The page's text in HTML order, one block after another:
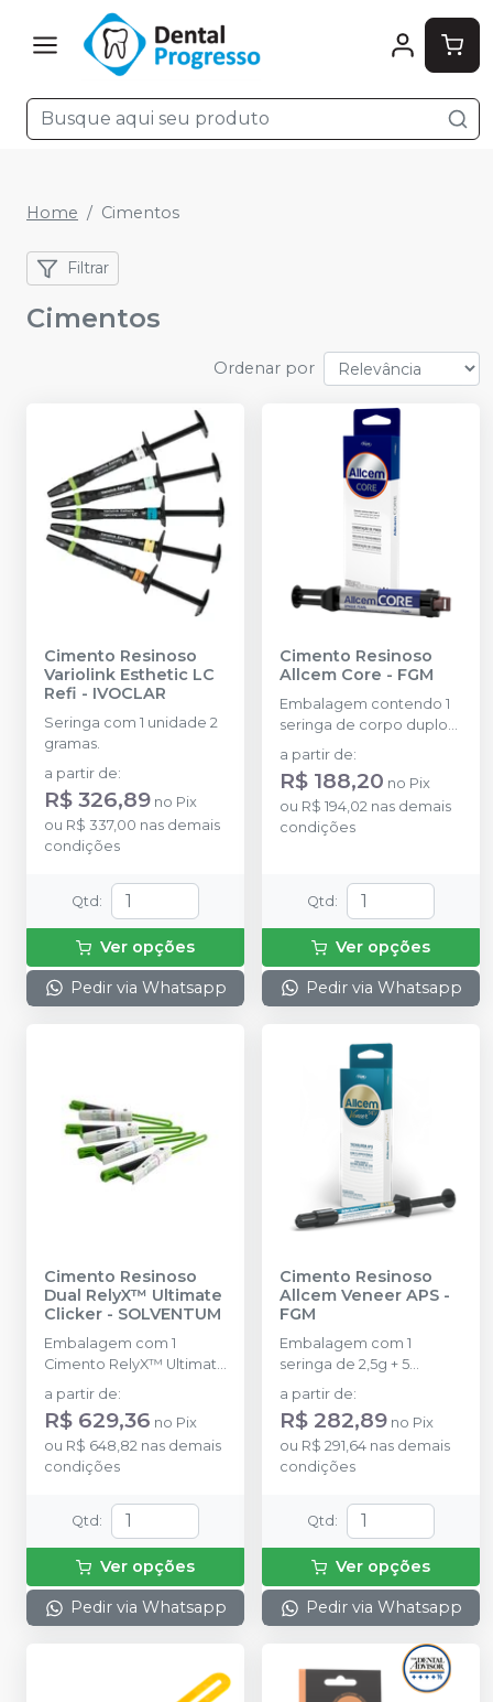
Home Cimentos
Filtrar
Cimentos
Ordenar por
Cimento Resinoso
Variolink Esthetic LC
Refi - IVOCLAR
Seringa com 1 unidade 2
gramas.
a partir de:
R$ 326,89 no Pix
ou R$ 337,00 nas demais
condições
Qtd :
Ver opções
Pedir via Whatsapp
Cimento Resinoso
Allcem Core - FGM
Embalagem contendo 1
seringa de corpo duplo
com 6g e 8 ponteiras
a partir de:
R$ 188,20 no Pix
ou R$ 194,02 nas demais
condições
Qtd :
Ver opções
Pedir via Whatsapp
Cimento Resinoso
Dual RelyX™ Ultimate
Clicker - SOLVENTUM
Embalagem com 1
Cimento RelyX™ Ultimate
Clicke de 4,5g.
a partir de:
R$ 629,36 no Pix
ou R$ 648,82 nas demais
condições
Qtd :
Ver opções
Pedir via Whatsapp
Cimento Resinoso
Allcem Veneer APS -
FGM
Embalagem com 1
seringa de 2,5g + 5
ponteiras.
a partir de:
R$ 282,89 no Pix
ou R$ 291,64 nas demais
condições
Qtd :
Ver opções
Pedir via Whatsapp